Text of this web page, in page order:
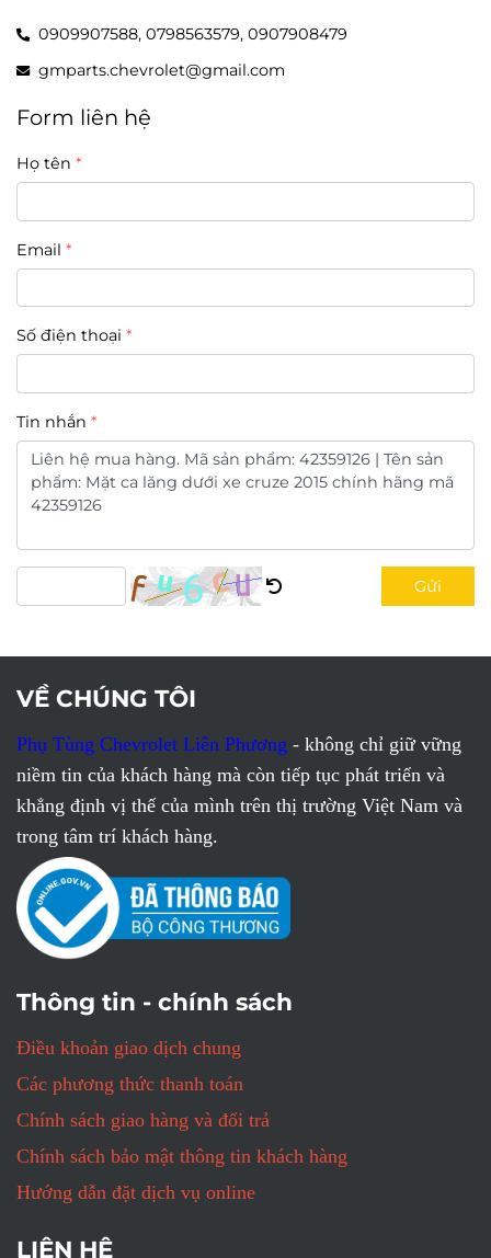
0909907588, 0798563579, 0907908479
gmparts.chevrolet@gmail.com
Form liên hệ
Họ tên
Email
Số điện thoại
Tin nhắn
Gửi
VỀ CHÚNG TÔI
Phụ Tùng Chevrolet Liên Phương - không chỉ giữ vững
niềm tin của khách hàng mà còn tiếp tục phát triển và
khẳng định vị thế của mình trên thị trường Việt Nam và
trong tâm trí khách hàng.
Thông tin - chính sách
Điều khoản giao dịch chung
Các phương thức thanh toán
Chính sách giao hàng và đổi trả
Chính sách bảo mật thông tin khách hàng
Hướng dẫn đặt dịch vụ online
LIÊN HỆ